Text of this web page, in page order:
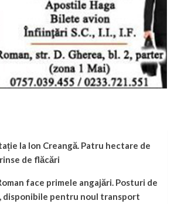
la Ion Creangă. Patru hectare de
de flăcări
face primele angajări. Posturi de
disponibile pentru noul transport